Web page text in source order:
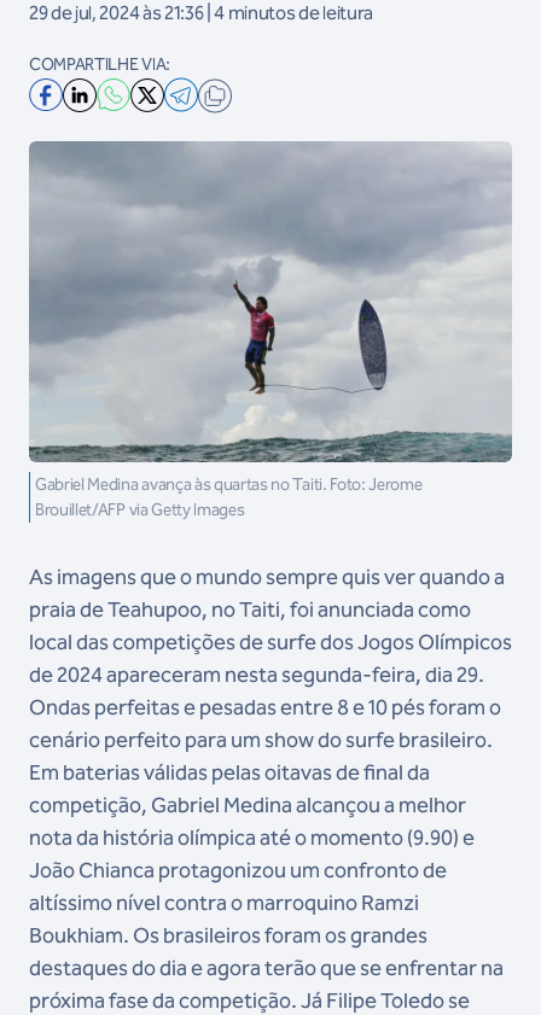
29 de jul, 2024 às 21:36 | 4 minutos de leitura
COMPARTILHE VIA:
Gabriel Medina avança às quartas no Taiti. Foto: Jerome
Brouillet/AFP via Getty Images
As imagens que o mundo sempre quis ver quando a
praia de Teahupoo, no Taiti, foi anunciada como
local das competições de surfe dos Jogos Olímpicos
de 2024 apareceram nesta segunda-feira, dia 29.
Ondas perfeitas e pesadas entre 8 e 10 pés foram o
cenário perfeito para um show do surfe brasileiro.
Em baterias válidas pelas oitavas de final da
competição, Gabriel Medina alcançou a melhor
nota da história olímpica até o momento (9.90) e
João Chianca protagonizou um confronto de
altíssimo nível contra o marroquino Ramzi
Boukhiam. Os brasileiros foram os grandes
destaques do dia e agora terão que se enfrentar na
próxima fase da competição. Já Filipe Toledo se